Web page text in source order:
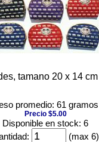
tamano 20 x 14 cm
promedio: 61 gramos
Precio $5.00
Disponible en stock: 6
(max 6)